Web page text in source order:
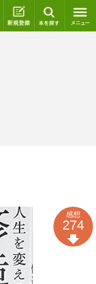
ログイン 新規登録
感想
274